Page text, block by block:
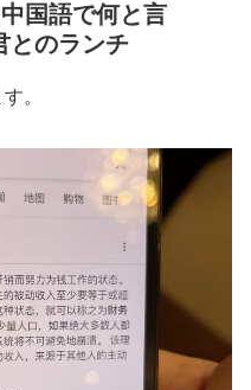
国語で何と言
とのランチ
。